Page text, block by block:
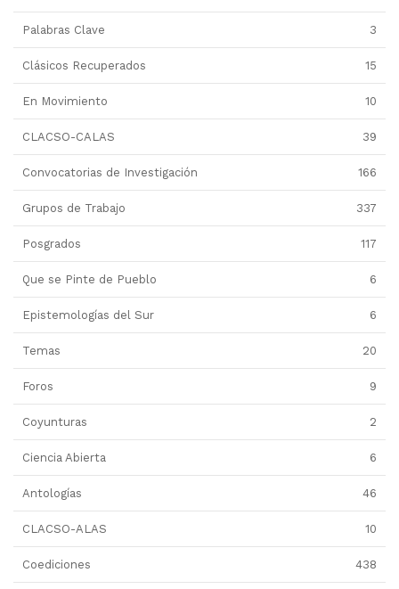
Palabras Clave 3
Clásicos Recuperados 15
En Movimiento 10
CLACSO-CALAS 39
Convocatorias de Investigación 166
Grupos de Trabajo 337
Posgrados 117
Que se Pinte de Pueblo 6
Epistemologías del Sur 6
Temas 20
Foros 9
Coyunturas 2
Ciencia Abierta 6
Antologías 46
CLACSO-ALAS 10
Coediciones 438